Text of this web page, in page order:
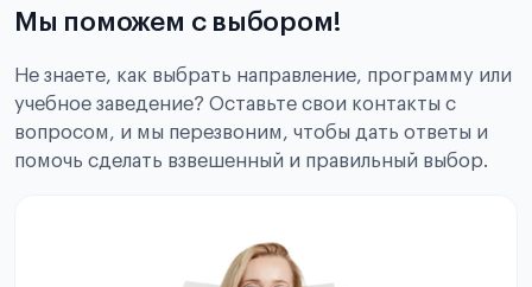
Мы поможем с выбором!
Не знаете, как выбрать направление, программу или
учебное заведение? Оставьте свои контакты с
вопросом, и мы перезвоним, чтобы дать ответы и
помочь сделать взвешенный и правильный выбор.